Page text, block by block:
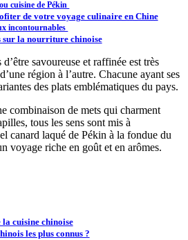
cuisine de Pékin
de votre voyage culinaire en Chine
incontournables
sur la nourriture chinoise
savoureuse et raffinée est très
région à l’autre. Chacune ayant ses
des plats emblématiques du pays.
combinaison de mets qui charment
tous les sens sont mis à
canard laqué de Pékin à la fondue du
voyage riche en goût et en arômes.
la cuisine chinoise
les plus connus ?